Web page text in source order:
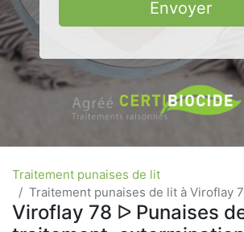
Envoyer
Traitement punaises de lit
Traitement punaises de lit à Viroflay
Viroflay 78 ᐅ Punaises